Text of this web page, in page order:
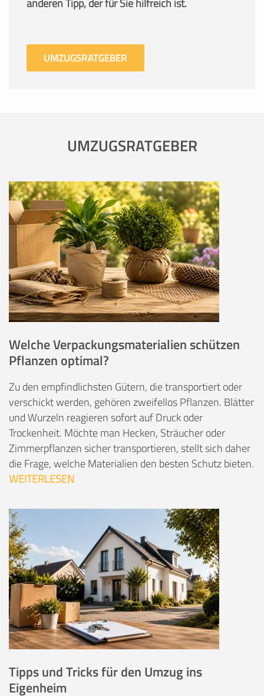
anderen Tipp, der für Sie hilfreich ist.
UMZUGSRATGEBER
UMZUGSRATGEBER
Welche Verpackungsmaterialien schützen
Pflanzen optimal?
Zu den empfindlichsten Gütern, die transportiert oder
verschickt werden, gehören zweifellos Pflanzen. Blätter
und Wurzeln reagieren sofort auf Druck oder
Trockenheit. Möchte man Hecken, Sträucher oder
Zimmerpflanzen sicher transportieren, stellt sich daher
die Frage, welche Materialien den besten Schutz bieten.
WEITERLESEN
Tipps und Tricks für den Umzug ins
Eigenheim